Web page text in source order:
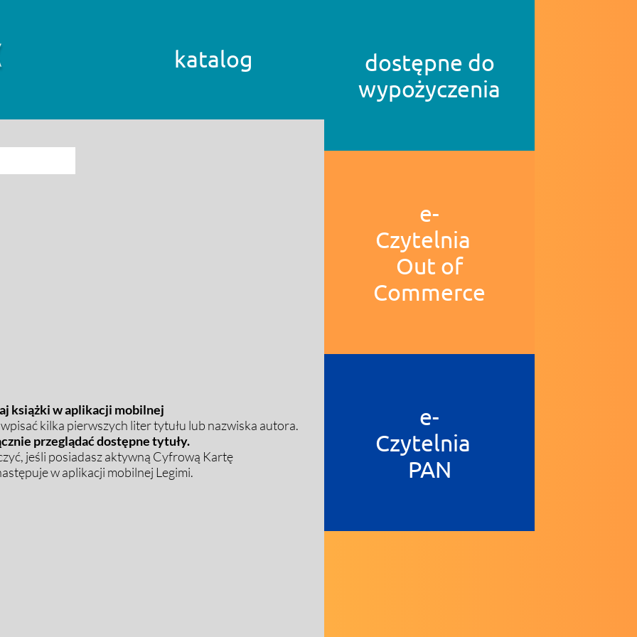
katalog
książki w aplikacji mobilnej
kilka pierwszych liter tytułu lub nazwiska autora.
przeglądać dostępne tytuły.
jeśli posiadasz aktywną Cyfrową Kartę
w aplikacji mobilnej Legimi.
dostępne do
wypożyczenia
e-
Czytelnia
Out of
Commerce
e-
Czytelnia
PAN